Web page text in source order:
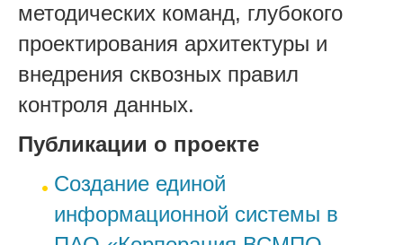
методических команд, глубокого
проектирования архитектуры и
внедрения сквозных правил
контроля данных.
Публикации о проекте
Создание единой
информационной системы в